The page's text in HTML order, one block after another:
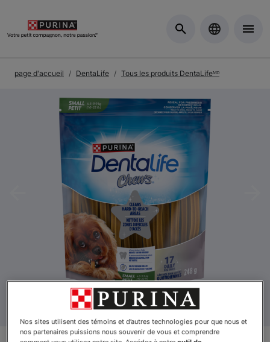
page d'accueil DentaLife Tous les produits DentaLifeᴹᴰ
Nos sites utilisent des témoins et d’autres technologies pour que nous et
nos partenaires puissions nous souvenir de vous et comprendre